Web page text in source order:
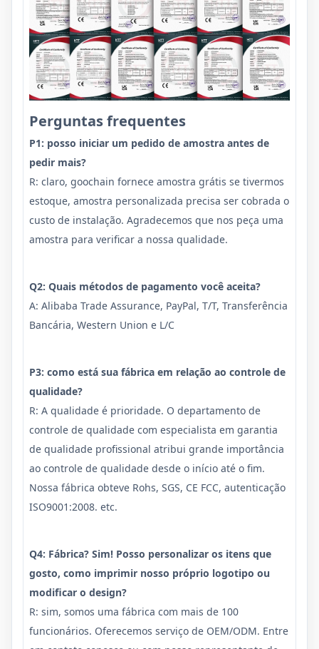
Perguntas frequentes
P1: posso iniciar um pedido de amostra antes de
pedir mais?
R: claro, goochain fornece amostra grátis se tivermos
estoque, amostra personalizada precisa ser cobrada o
custo de instalação. Agradecemos que nos peça uma
amostra para verificar a nossa qualidade.
Q2: Quais métodos de pagamento você aceita?
A: Alibaba Trade Assurance, PayPal, T/T, Transferência
Bancária, Western Union e L/C
P3: como está sua fábrica em relação ao controle de
qualidade?
R: A qualidade é prioridade. O departamento de
controle de qualidade com especialista em garantia
de qualidade profissional atribui grande importância
ao controle de qualidade desde o início até o fim.
Nossa fábrica obteve Rohs, SGS, CE FCC, autenticação
ISO9001:2008. etc.
Q4: Fábrica? Sim! Posso personalizar os itens que
gosto, como imprimir nosso próprio logotipo ou
modificar o design?
R: sim, somos uma fábrica com mais de 100
funcionários. Oferecemos serviço de OEM/ODM. Entre